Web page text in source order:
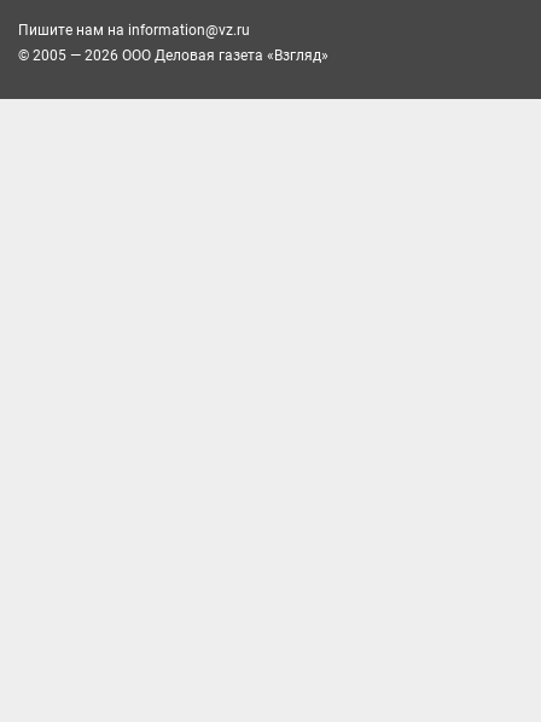
Пишите нам на information@vz.ru
© 2005 — 2026 ООО Деловая газета «Взгляд»